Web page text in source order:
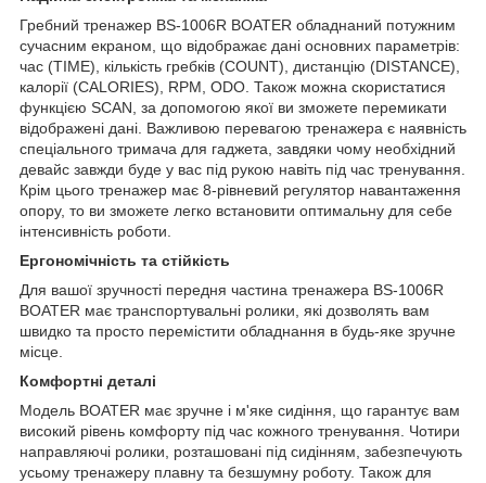
Гребний тренажер BS-1006R BOATER обладнаний потужним
сучасним екраном, що відображає дані основних параметрів:
час (TIME), кількість гребків (COUNT), дистанцію (DISTANCE),
калорії (CALORIES), RPM, ODO. Також можна скористатися
функцією SCAN, за допомогою якої ви зможете перемикати
відображені дані. Важливою перевагою тренажера є наявність
спеціального тримача для гаджета, завдяки чому необхідний
девайс завжди буде у вас під рукою навіть під час тренування.
Крім цього тренажер має 8-рівневий регулятор навантаження
опору, то ви зможете легко встановити оптимальну для себе
інтенсивність роботи.
Ергономічність та стійкість
Для вашої зручності передня частина тренажера BS-1006R
BOATER має транспортувальні ролики, які дозволять вам
швидко та просто перемістити обладнання в будь-яке зручне
місце.
Комфортні деталі
Модель BOATER має зручне і м'яке сидіння, що гарантує вам
високий рівень комфорту під час кожного тренування. Чотири
направляючі ролики, розташовані під сидінням, забезпечують
усьому тренажеру плавну та безшумну роботу. Також для